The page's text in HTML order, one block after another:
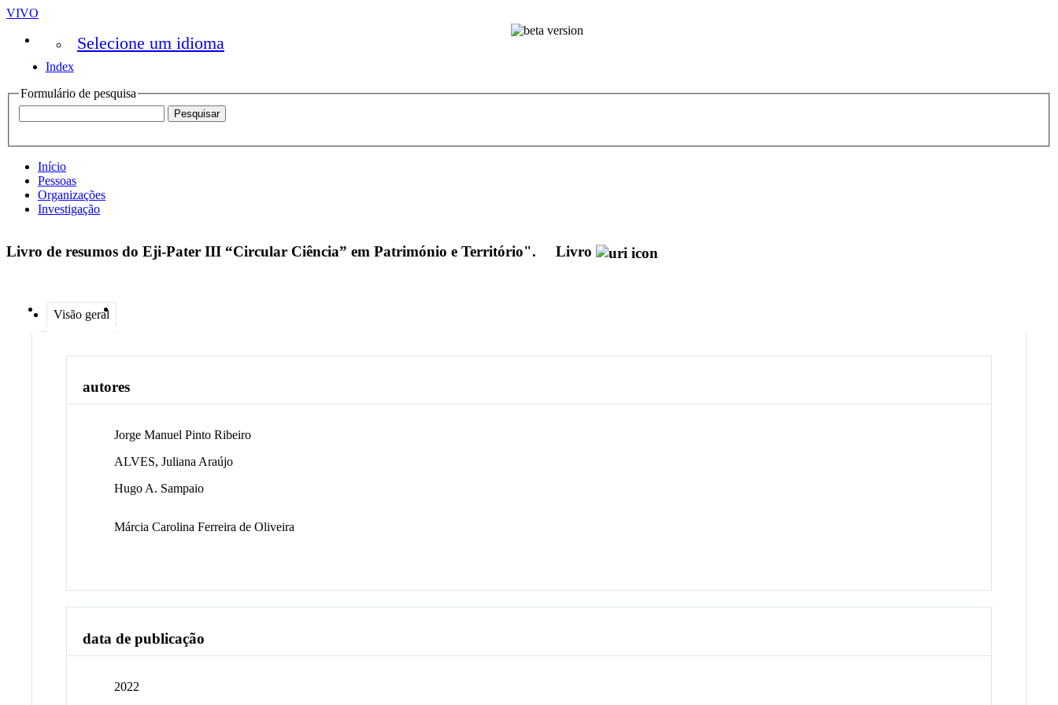
VIVO
Selecione um idioma
Index
Formulário de pesquisa
Início
Pessoas
Organizações
Investigação
Livro de resumos do Eji-Pater III “Circular Ciência” em Património e Território". Livro
Visão geral
autores
Jorge Manuel Pinto Ribeiro
ALVES, Juliana Araújo
Hugo A. Sampaio
Márcia Carolina Ferreira de Oliveira
data de publicação
2022